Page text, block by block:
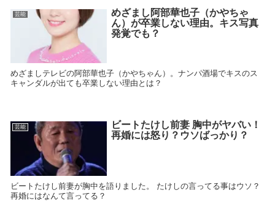
芸能
めざまし阿部華也子（かやちゃ
ん）が卒業しない理由。キス写真
発覚でも？
めざましテレビの阿部華也子（かやちゃん）。ナンパ酒場でキスのス
キャンダルが出ても卒業しない理由とは？
芸能
ビートたけし前妻 胸中がヤバい！
再婚には怒り？ウソばっかり？
ビートたけし前妻が胸中を語りました。 たけしの言ってる事はウソ？
再婚にはなんて言ってる？